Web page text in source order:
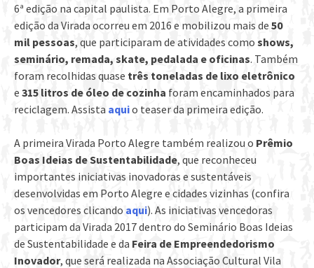
6ª edição na capital paulista. Em Porto Alegre, a primeira
edição da Virada ocorreu em 2016 e mobilizou mais de 50
mil pessoas, que participaram de atividades como shows,
seminário, remada, skate, pedalada e oficinas. Também
foram recolhidas quase três toneladas de lixo eletrônico
e 315 litros de óleo de cozinha foram encaminhados para
reciclagem. Assista aquio teaser da primeira edição.
A primeira Virada Porto Alegre também realizou o Prêmio
Boas Ideias de Sustentabilidade, que reconheceu
importantes iniciativas inovadoras e sustentáveis
desenvolvidas em Porto Alegre e cidades vizinhas (confira
os vencedores clicando aqui). As iniciativas vencedoras
participam da Virada 2017 dentro do Seminário Boas Ideias
de Sustentabilidade e da Feira de Empreendedorismo
Inovador, que será realizada na Associação Cultural Vila